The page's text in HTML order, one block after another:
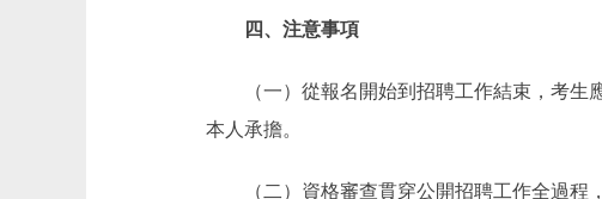
四、注意事項
（一）從報名開始到招聘工作結束，考生應
本人承擔。
（二）資格審查貫穿公開招聘工作全過程，